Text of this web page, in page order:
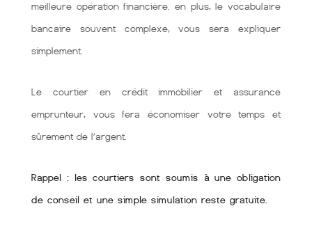
meilleure opération financière. en plus, le vocabulaire
bancaire souvent complexe, vous sera expliquer
simplement.
Le courtier en crédit immobilier et assurance
emprunteur, vous fera économiser votre temps et
sûrement de l’argent.
Rappel : les courtiers sont soumis à une obligation
de conseil et une simple simulation reste gratuite.